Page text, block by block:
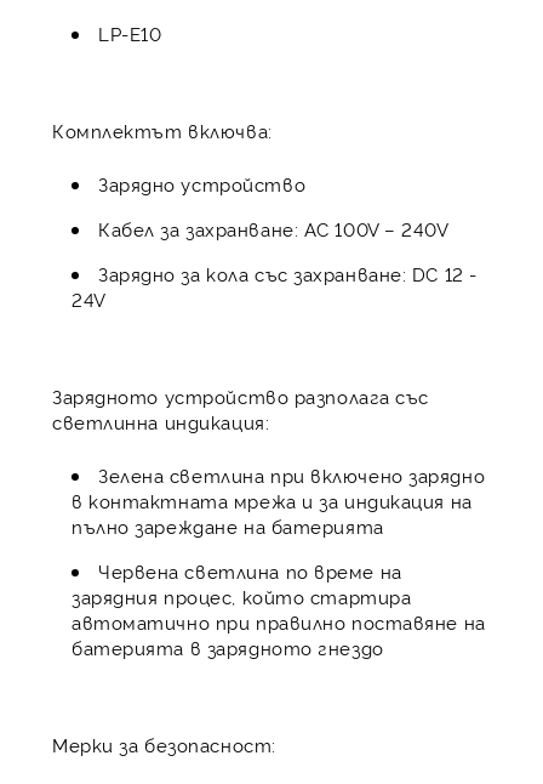
LP-E10
Комплектът включва:
Зарядно устройство
Кабел за захранване: AC 100V – 240V
Зарядно за кола със захранване: DC 12 -
24V
Зарядното устройство разполага със
светлинна индикация:
Зелена светлина при включено зарядно
в контактната мрежа и за индикация на
пълно зареждане на батерията
Червена светлина по време на
зарядния процес, който стартира
автоматично при правилно поставяне на
батерията в зарядното гнездо
Мерки за безопасност: